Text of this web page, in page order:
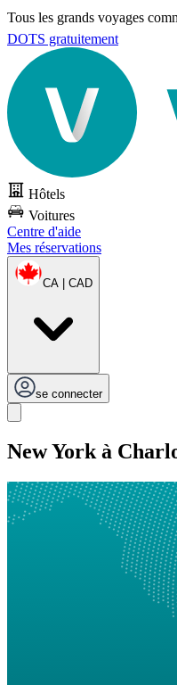
Tous les grands voyages
DOTS gratuitement
Hôtels
Voitures
Centre d'aide
Mes réservations
CA | CAD
se connecter
New York à